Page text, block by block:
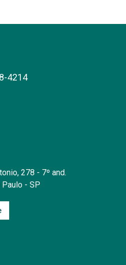
4214
278 - 7º and.
- SP